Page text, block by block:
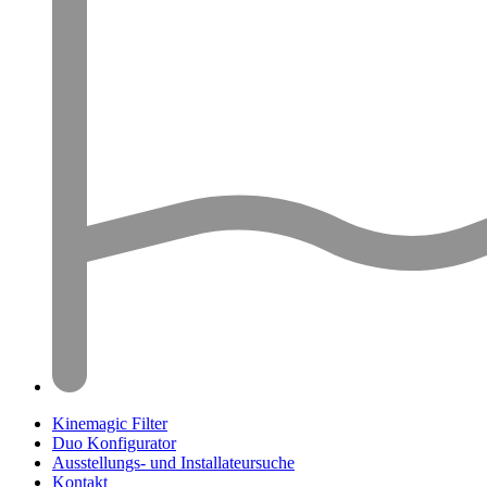
Kinemagic Filter
Duo Konfigurator
Ausstellungs- und Installateursuche
Kontakt